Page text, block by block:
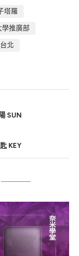
塔羅
學推廣部
北
SUN
KEY